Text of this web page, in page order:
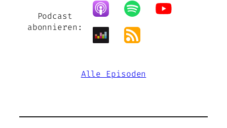
Podcast
abonnieren:
Alle Episoden